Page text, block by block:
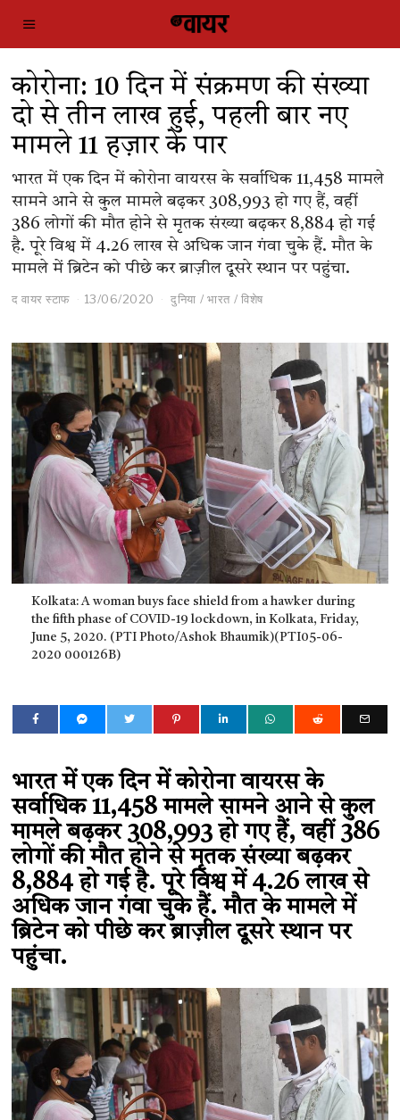
कोरोना: 10 दिन में संक्रमण की संख्या
दो से तीन लाख हुई, पहली बार नए
मामले 11 हज़ार के पार
भारत में एक दिन में कोरोना वायरस के सर्वाधिक 11,458 मामले
सामने आने से कुल मामले बढ़कर 308,993 हो गए हैं, वहीं
386 लोगों की मौत होने से मृतक संख्या बढ़कर 8,884 हो गई
है. पूरे विश्व में 4.26 लाख से अधिक जान गंवा चुके हैं. मौत के
मामले में ब्रिटेन को पीछे कर ब्राज़ील दूसरे स्थान पर पहुंचा.
द वायर स्टाफ 13/06/2020 दुनिया / भारत / विशेष
Kolkata: A woman buys face shield from a hawker during
the fifth phase of COVID-19 lockdown, in Kolkata, Friday,
June 5, 2020. (PTI Photo/Ashok Bhaumik)(PTI05-06-
2020 000126B)
भारत में एक दिन में कोरोना वायरस के
सर्वाधिक 11,458 मामले सामने आने से कुल
मामले बढ़कर 308,993 हो गए हैं, वहीं 386
लोगों की मौत होने से मृतक संख्या बढ़कर
8,884 हो गई है. पूरे विश्व में 4.26 लाख से
अधिक जान गंवा चुके हैं. मौत के मामले में
ब्रिटेन को पीछे कर ब्राज़ील दूसरे स्थान पर
पहुंचा.